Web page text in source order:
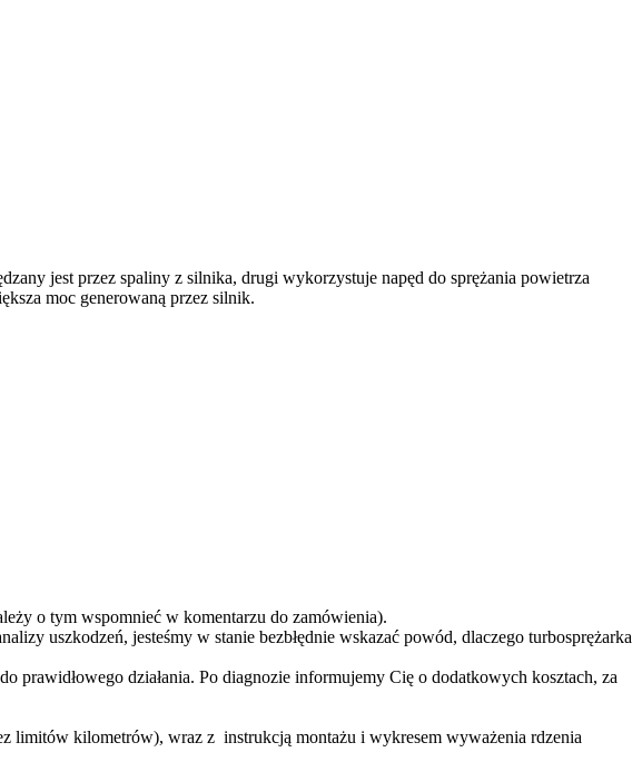
jest przez spaliny z silnika, drugi wykorzystuje napęd do sprężania powietrza
moc generowaną przez silnik.
o tym wspomnieć w komentarzu do zamówienia).
uszkodzeń, jesteśmy w stanie bezbłędnie wskazać powód, dlaczego turbosprężarka
prawidłowego działania. Po diagnozie informujemy Cię o dodatkowych kosztach, za
limitów kilometrów), wraz z instrukcją montażu i wykresem wyważenia rdzenia